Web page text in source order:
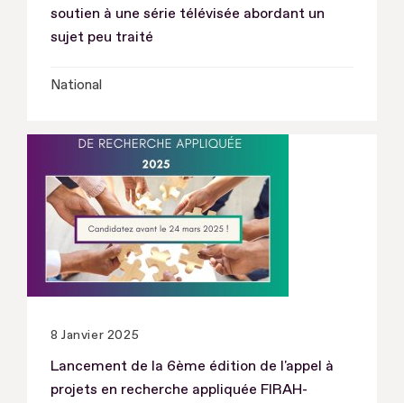
soutien à une série télévisée abordant un
sujet peu traité
National
8 Janvier 2025
Lancement de la 6ème édition de l'appel à
projets en recherche appliquée FIRAH-